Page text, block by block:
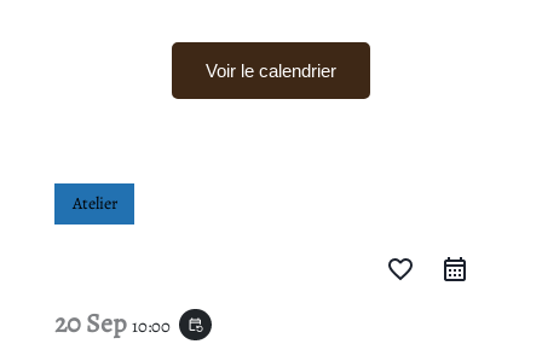
Voir le calendrier
Atelier
favorite_border
20 Sep 10:00 event_repeat